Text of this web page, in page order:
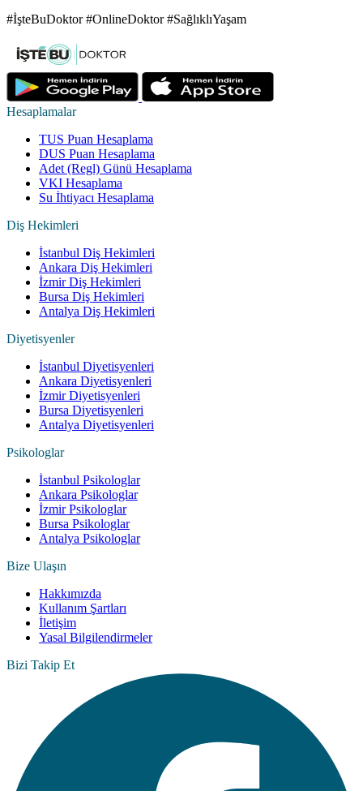
#İşteBuDoktor #OnlineDoktor #SağlıklıYaşam
Hesaplamalar
TUS Puan Hesaplama
DUS Puan Hesaplama
Adet (Regl) Günü Hesaplama
VKI Hesaplama
Su İhtiyacı Hesaplama
Diş Hekimleri
İstanbul Diş Hekimleri
Ankara Diş Hekimleri
İzmir Diş Hekimleri
Bursa Diş Hekimleri
Antalya Diş Hekimleri
Diyetisyenler
İstanbul Diyetisyenleri
Ankara Diyetisyenleri
İzmir Diyetisyenleri
Bursa Diyetisyenleri
Antalya Diyetisyenleri
Psikologlar
İstanbul Psikologlar
Ankara Psikologlar
İzmir Psikologlar
Bursa Psikologlar
Antalya Psikologlar
Bize Ulaşın
Hakkımızda
Kullanım Şartları
İletişim
Yasal Bilgilendirmeler
Bizi Takip Et